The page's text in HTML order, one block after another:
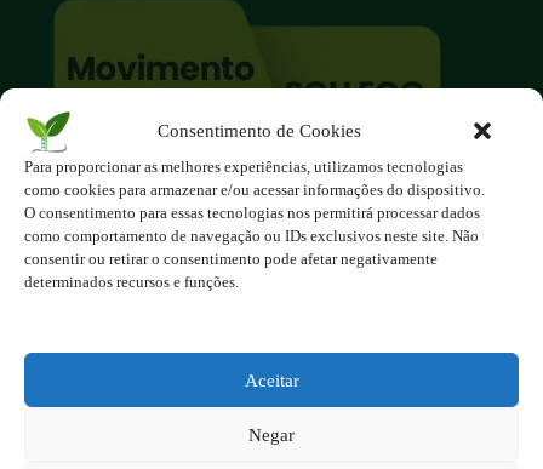
Consentimento de Cookies
Para proporcionar as melhores experiências, utilizamos tecnologias
como cookies para armazenar e/ou acessar informações do dispositivo.
O consentimento para essas tecnologias nos permitirá processar dados
como comportamento de navegação ou IDs exclusivos neste site. Não
consentir ou retirar o consentimento pode afetar negativamente
determinados recursos e funções.
Aceitar
Negar
O site é um movimento ambientalista!
Participe você também!
Podemos fazer muito
se nos unirmos!
Contato - contato@123ecos.com.br
Política de Privacidade